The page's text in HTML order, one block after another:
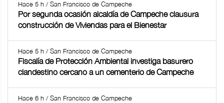
Hace 5 h / San Francisco de Campeche
Por segunda ocasión alcaldía de Campeche clausura
construcción de Viviendas para el Bienestar
Hace 5 h / San Francisco de Campeche
Fiscalía de Protección Ambiental investiga basurero
clandestino cercano a un cementerio de Campeche
Hace 6 h / San Francisco de Campeche